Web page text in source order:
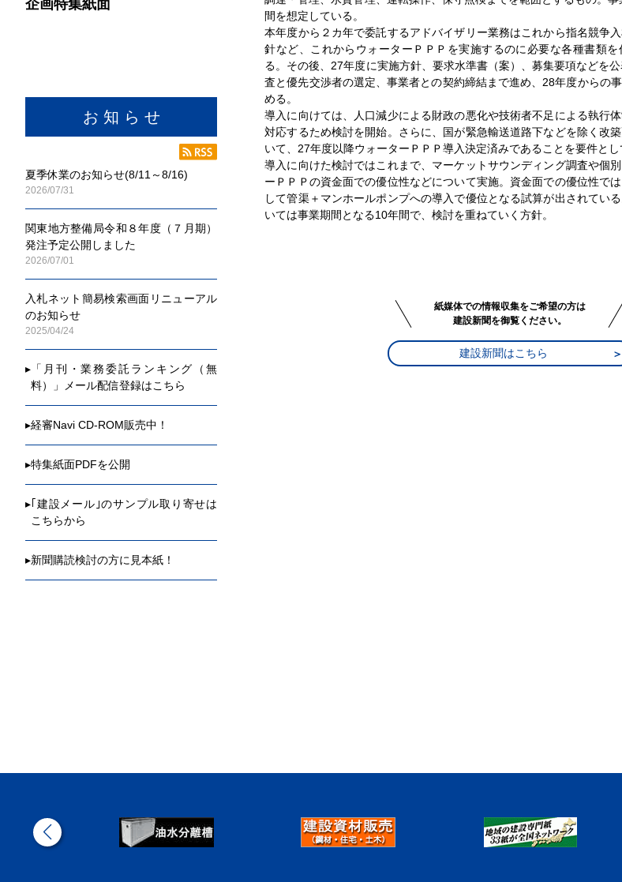
企画特集紙面
お 知 ら せ
夏季休業のお知らせ(8/11～8/16)
2026/07/31
関東地方整備局令和８年度（７月期）
発注予定公開しました
2026/07/01
入札ネット簡易検索画面リニューアル
のお知らせ
2025/04/24
▸ 「月刊・業務委託ランキング（無
料）」メール配信登録はこちら
▸経審Navi CD-ROM販売中！
▸特集紙面PDFを公開
▸ ｢建設メール｣のサンプル取り寄せは
こちらから
▸新聞購読検討の方に見本紙！
間を想定している。
本年度から２カ年で委託するアドバイザリー業務はこれから指名競争
針など、これからウォーターＰＰＰを実施するのに必要な各種書類
る。その後、27年度に実施方針、要求水準書（案）、募集要項などを
査と優先交渉者の選定、事業者との契約締結まで進め、28年度からの
める。
導入に向けては、人口減少による財政の悪化や技術者不足による執行
対応するため検討を開始。さらに、国が緊急輸送道路下などを除く改
いて、27年度以降ウォーターＰＰＰ導入決定済みであることを要件とし
導入に向けた検討ではこれまで、マーケットサウンディング調査や個
ーＰＰＰの資金面での優位性などについて実施。資金面での優位性で
して管渠＋マンホールポンプへの導入で優位となる試算が出されてい
いては事業期間となる10年間で、検討を重ねていく方針。
紙媒体での情報収集をご希望の方は
建設新聞を御覧ください。
建設新聞はこちら